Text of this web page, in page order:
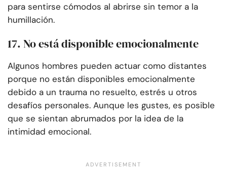
para sentirse cómodos al abrirse sin temor a la
humillación.
17. No está disponible emocionalmente
Algunos hombres pueden actuar como distantes
porque no están disponibles emocionalmente
debido a un trauma no resuelto, estrés u otros
desafíos personales. Aunque les gustes, es posible
que se sientan abrumados por la idea de la
intimidad emocional.